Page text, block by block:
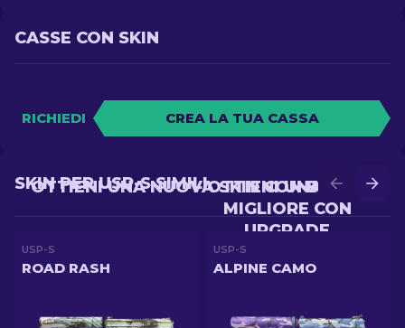
CASSE CON SKIN
RICHIEDI CREA LA TUA CASSA
OTTIENI UNA SKIN
MIGLIORE CON
UPGRADE
OTTIENI UNA NUOVA SKIN CON BATTLE
SKIN PER USP-S SIMILI
USP-S
ROAD RASH
USP-S
ALPINE CAMO